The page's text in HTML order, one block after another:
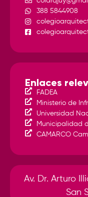
388 5844908
Enlaces
FADEA
Ministerio de
Universidad
Municipalidad
CAMARCO
Av. Dr. Arturo
San